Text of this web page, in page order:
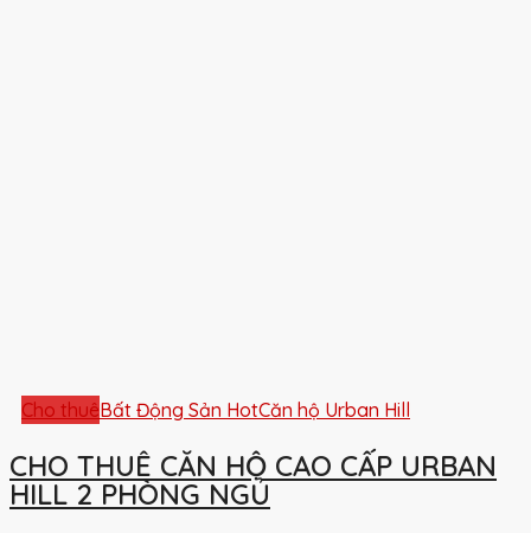
Cho thuêBất Động Sản HotCăn hộ Urban Hill
CHO THUÊ CĂN HỘ CAO CẤP URBAN
HILL 2 PHÒNG NGỦ